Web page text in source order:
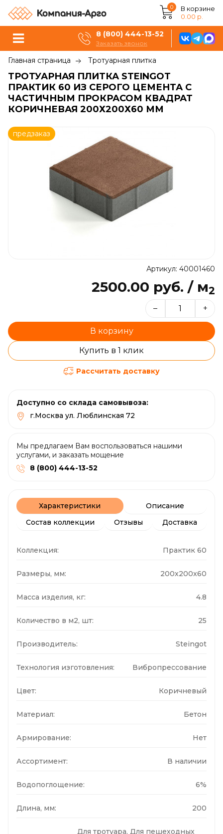
0
В корзине
0.00 р.
8 (800) 444-13-52
Заказать звонок
Главная страница Тротуарная плитка
ТРОТУАРНАЯ ПЛИТКА STEINGOT
ПРАКТИК 60 ИЗ СЕРОГО ЦЕМЕНТА С
ЧАСТИЧНЫМ ПРОКРАСОМ КВАДРАТ
КОРИЧНЕВАЯ 200Х200Х60 ММ
предзаказ
Артикул: 40001460
2500.00 руб. / м2
– +
В корзину
Купить в 1 клик
Рассчитать доставку
Доступно со склада самовывоза:
г.Москва ул. Люблинская 72
Мы предлагаем Вам воспользоваться нашими
услугами, и заказать мощение
8 (800) 444-13-52
Характеристики
Описание
Состав коллекции
Отзывы Доставка
Коллекция: Практик 60
Размеры, мм: 200x200x60
Масса изделия, кг: 4.8
Количество в м2, шт: 25
Производитель: Steingot
Технология изготовления: Вибропрессование
Цвет: Коричневый
Материал: Бетон
Армирование: Нет
Ассортимент: В наличии
Водопоглощение: 6%
Длина, мм: 200
Для тротуара, Для пешеходных